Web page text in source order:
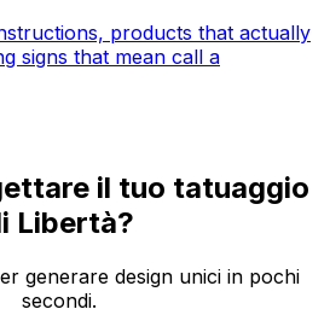
products that actually
signs that mean call a
il tuo tatuaggio
Libertà?
generare design unici in pochi
secondi.